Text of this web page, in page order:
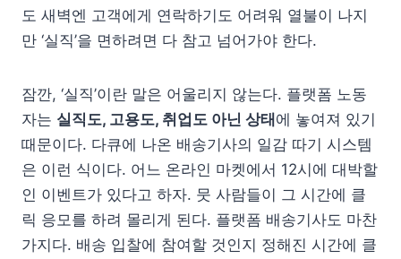
도 새벽엔 고객에게 연락하기도 어려워 열불이 나지
만 ‘실직’을 면하려면 다 참고 넘어가야 한다.
잠깐, ‘실직’이란 말은 어울리지 않는다. 플랫폼 노동
자는 실직도, 고용도, 취업도 아닌 상태에 놓여져 있기
때문이다. 다큐에 나온 배송기사의 일감 따기 시스템
은 이런 식이다. 어느 온라인 마켓에서 12시에 대박할
인 이벤트가 있다고 하자. 뭇 사람들이 그 시간에 클
릭 응모를 하려 몰리게 된다. 플랫폼 배송기사도 마찬
가지다. 배송 입찰에 참여할 것인지 정해진 시간에 클